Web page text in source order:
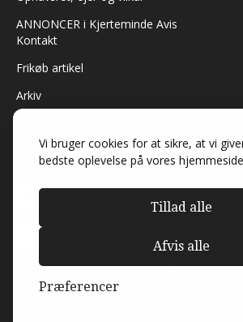
Vi bruger cookies for at sikre, at vi
bedste oplevelse på vores
Tillad alle
Afvis alle
Præferencer
ANNONCER i Kjerteminde Avis
Kontakt
Frikøb artikel
Arkiv
Tilmeld nyhedsbrev
markedsføring?